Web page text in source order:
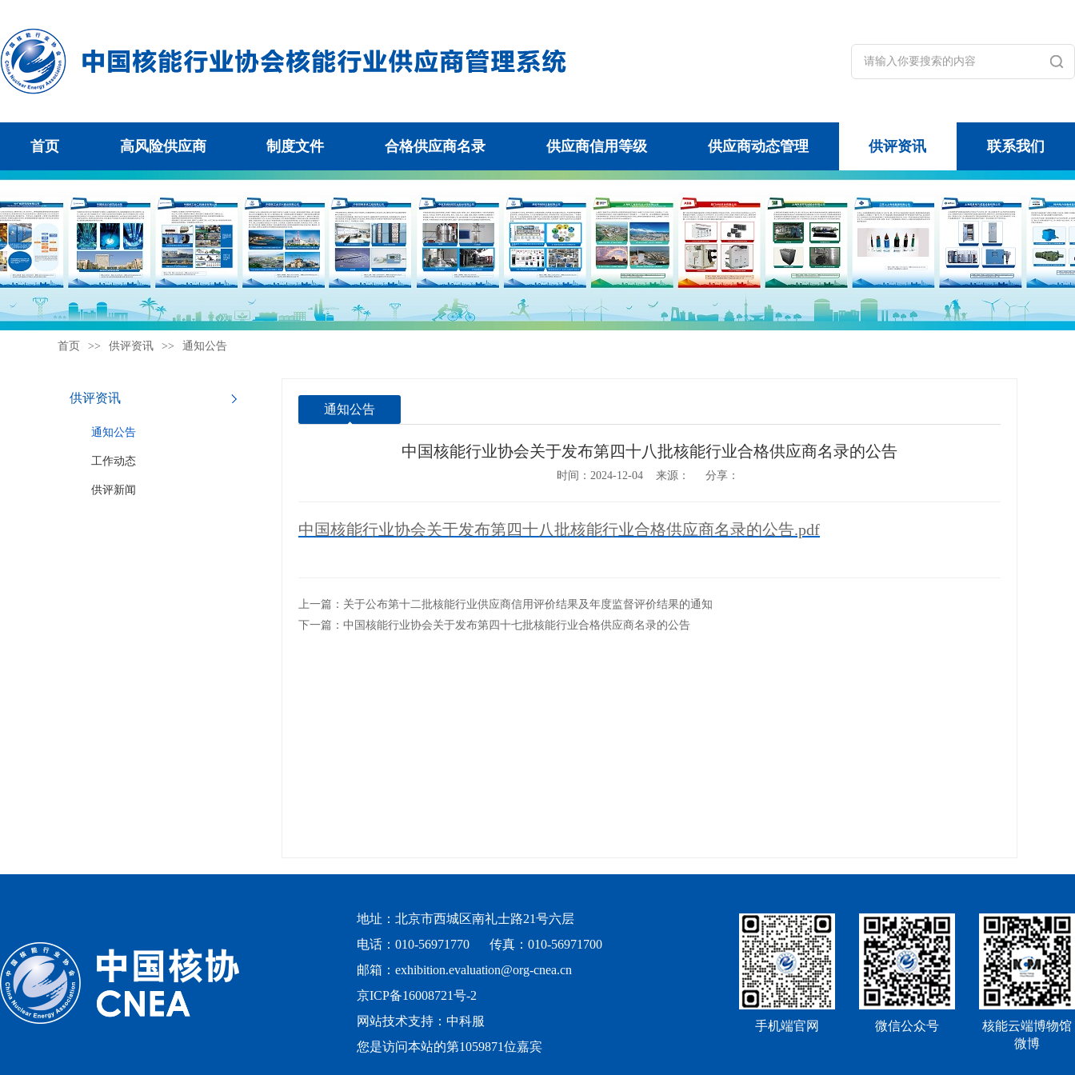
首页 高风险供应商 制度文件 合格供应商名录 供应商信用等级 供应商动态管理 供评资讯 联系我们
首页 >> 供评资讯 >> 通知公告
供评资讯
通知公告
工作动态
供评新闻
通知公告
中国核能行业协会关于发布第四十八批核能行业合格供应商名录的公告
时间：2024-12-04 来源： 分享：
中国核能行业协会关于发布第四十八批核能行业合格供应商名录的公告.pdf
上一篇：关于公布第十二批核能行业供应商信用评价结果及年度监督评价结果的通知
下一篇：中国核能行业协会关于发布第四十七批核能行业合格供应商名录的公告
地址：北京市西城区南礼士路21号六层
电话：010-56971770
传真：010-56971700
邮箱：exhibition.evaluation@org-cnea.cn
京ICP备16008721号-2
网站技术支持：中科服
您是访问本站的第1059871位嘉宾
手机端官网 微信公众号
核能云端博物馆
微博